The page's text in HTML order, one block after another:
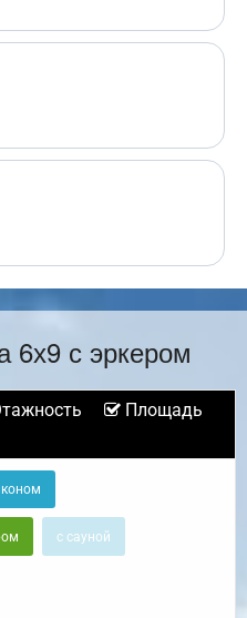
6х9 с эркером
Площадь
с сауной